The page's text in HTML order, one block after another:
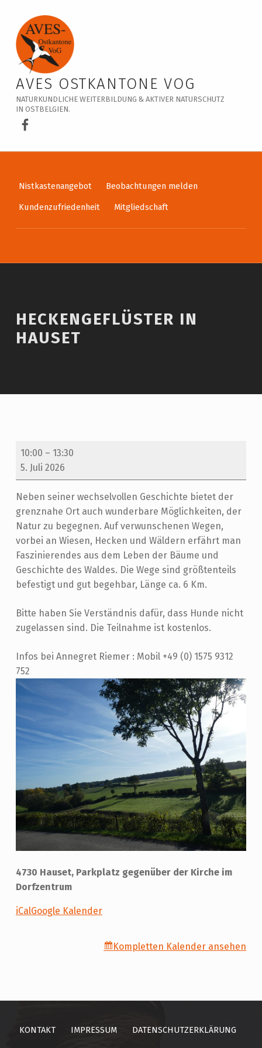
Heckengeflüster in Hauset / 5. Juli 2026
AVES OSTKANTONE VOG
NATURKUNDLICHE WEITERBILDUNG & AKTIVER NATURSCHUTZ
IN OSTBELGIEN.
AVES Ostkantone bei Facebook
Nistkastenangebot
Beobachtungen melden
Kundenzufriedenheit
Mitgliedschaft
Introduction
HECKENGEFLÜSTER IN
HAUSET
H
E
K
E
N
G
E
L
Ü
S
T
E
R
I
A
U
S
10:00 – 13:30
5. Juli 2026
Neben seiner wechselvollen Geschichte bietet der
grenznahe Ort auch wunderbare Möglichkeiten, der
Natur zu begegnen. Auf verwunschenen Wegen,
vorbei an Wiesen, Hecken und Wäldern erfährt man
Faszinierendes aus dem Leben der Bäume und
Geschichte des Waldes. Die Wege sind größtenteils
befestigt und gut begehbar, Länge ca. 6 Km.
Bitte haben Sie Verständnis dafür, dass Hunde nicht
zugelassen sind. Die Teilnahme ist kostenlos.
Infos bei Annegret Riemer : Mobil +49 (0) 1575 9312
752
4730 Hauset, Parkplatz gegenüber der Kirche im
Dorfzentrum
iCalGoogle Kalender
Kompletten Kalender ansehen
KONTAKT IMPRESSUM DATENSCHUTZERKLÄRUNG